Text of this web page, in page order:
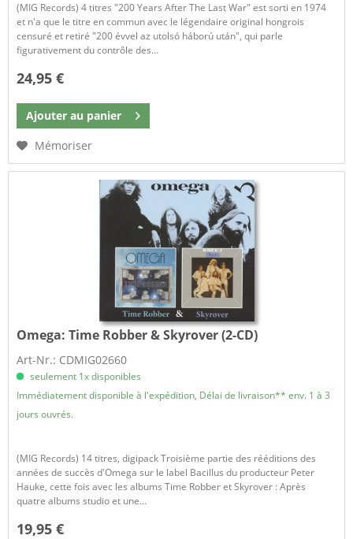
(MIG Records) 4 titres "200 Years After The Last War" est sorti en 1974
et n'a que le titre en commun avec le légendaire original hongrois
censuré et retiré "200 évvel az utolsó háború után", qui parle
figurativement du contrôle des...
24,95 €
Ajouter au panier
Mémoriser
Omega:Time Robber & Skyrover (2-CD)
Art-Nr.: CDMIG02660
seulement 1x disponibles
Immédiatement disponible à l'expédition, Délai de livraison** env. 1 à 3
jours ouvrés.
(MIG Records) 14 titres, digipack Troisième partie des rééditions des
années de succès d'Omega sur le label Bacillus du producteur Peter
Hauke, cette fois avec les albums Time Robber et Skyrover : Après
quatre albums studio et une...
19,95 €